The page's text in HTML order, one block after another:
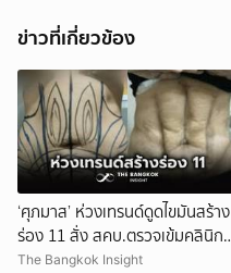
ข่าวที่เกี่ยวข้อง
‘ศุภมาส’ ห่วงเทรนด์ดูดไขมันสร้าง
ร่อง 11 สั่ง สคบ.ตรวจเข้มคลินิก
ความงาม
The Bangkok Insight